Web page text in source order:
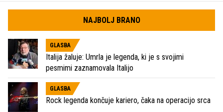
NAJBOLJ BRANO
GLASBA
Italija žaluje: Umrla je legenda, ki je s svojimi
pesmimi zaznamovala Italijo
GLASBA
Rock legenda končuje kariero, čaka na operacijo srca